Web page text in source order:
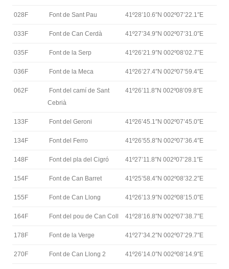
028F Font de Sant Pau 41º28’10.6″N 002º07’22.1″E
033F Font de Can Cerdà 41º27’34.9″N 002º07’31.0″E
035F Font de la Serp 41º26’21.9″N 002º08’02.7″E
036F Font de la Meca 41º26’27.4″N 002º07’59.4″E
062F
Font del camí de Sant
Cebrià
41º26’11.8″N 002º08’09.8″E
133F Font del Geroni 41º26’45.1″N 002º07’45.0″E
134F Font del Ferro 41º26’55.8″N 002º07’36.4″E
148F Font del pla del Cigró 41º27’11.8″N 002º07’28.1″E
154F Font de Can Barret 41º25’58.4″N 002º08’32.2″E
155F Font de Can Llong 41º26’13.9″N 002º08’15.0″E
164F Font del pou de Can Coll 41º28’16.8″N 002º07’38.7″E
178F Font de la Verge 41º27’34.2″N 002º07’29.7″E
270F Font de Can Llong 2 41º26’14.0″N 002º08’14.9″E